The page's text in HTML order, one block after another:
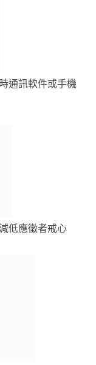
通訊軟件或手機
低應徵者戒心